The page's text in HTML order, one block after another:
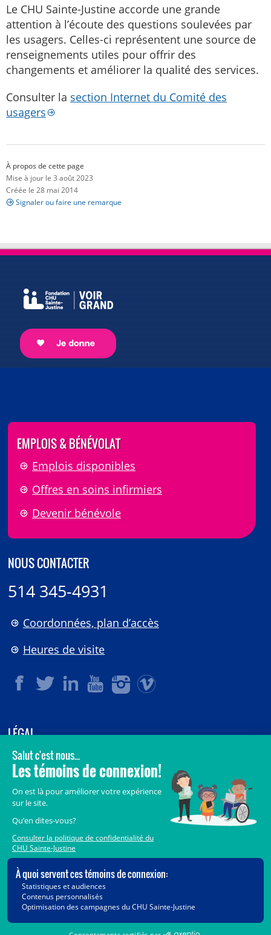
Le CHU Sainte-Justine accorde une grande
attention à l’écoute des questions soulevées par
les usagers. Celles-ci représentent une source de
renseignements utiles pour offrir des
changements et améliorer la qualité des services.
Consulter la section Internet du Comité des
usagers
À propos de cette page
Mise à jour le 3 août 2023
Créée le 28 mai 2014
Signaler ou faire une remarque
EMPLOIS & BÉNÉVOLAT
Emplois disponibles
Offres en soins infirmiers
Devenir bénévole
NOUS CONTACTER
514 345-4931
Coordonnées, plan d’accès
Heures de visite
LÉGAL
© 2006-2026CHU Sainte-Justine.
Tous droits réservés.
Crédits
Accès aux documents des organismes publics